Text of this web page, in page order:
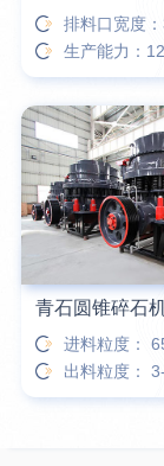
排料口宽度
生产能力：
青石圆锥碎石
进料粒度：
出料粒度：